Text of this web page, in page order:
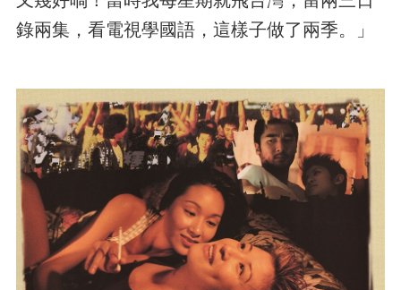
錄兩集，看電視學國語，這樣子做了兩季。」